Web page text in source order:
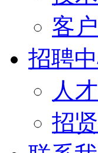
客
招聘
人
招